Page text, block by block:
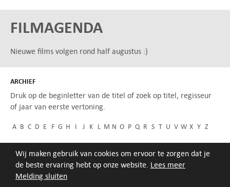
Melding sluiten
Wij maken gebruik van cookies om ervoor te zorgen dat je
de beste ervaring hebt op onze website. Lees meer
FILMAGENDA
Nieuwe films volgen rond half augustus :)
ARCHIEF
Druk op de beginletter van de titel of zoek op titel, regisseur
of jaar van eerste vertoning.
A B C D E F G H I J K L M N O P Q R S T U V W X Y Z